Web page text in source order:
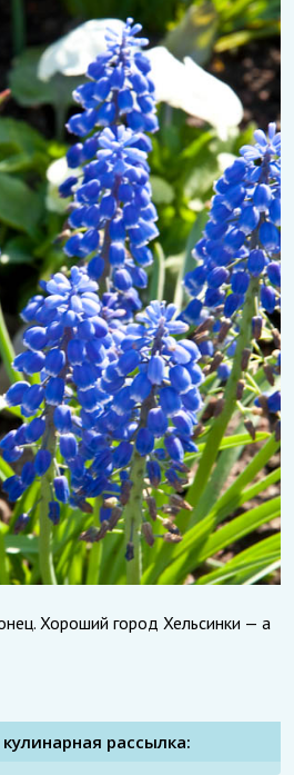
Хороший город Хельсинки — а
рассылка: